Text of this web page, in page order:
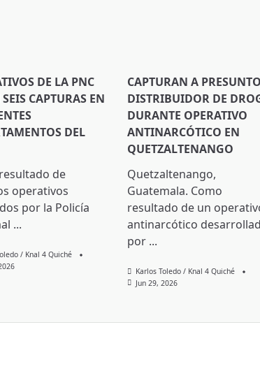
DE LA PNC
CAPTURAS EN
DEL
de
operativos
por la Policía
...
/ Knal 4 Quiché
CAPTURAN A PRESUNTO
DISTRIBUIDOR DE
DURANTE OPERATIVO
ANTINARCÓTICO EN
QUETZALTENANGO
Quetzaltenango,
Guatemala. Como
resultado de un
antinarcótico
por ...
Karlos Toledo / Knal 4 Quiché
Jun 29, 2026